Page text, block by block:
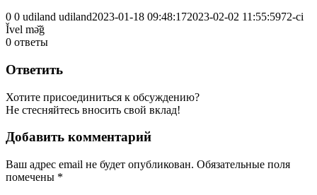
0 0 udiland udiland2023-01-18 09:48:172023-02-02 11:55:5972-ci
Ǐvel mə̌ğ
0 ответы
Ответить
Хотите присоединиться к обсуждению?
Не стесняйтесь вносить свой вклад!
Добавить комментарий
Ваш адрес email не будет опубликован. Обязательные поля
помечены *